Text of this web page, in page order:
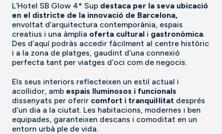
L’Hotel SB Glow 4* Sup destaca per la seva ubicació
en el districte de la innovació de Barcelona,
envoltat d’arquitectura contemporània, espais
creatius i una àmplia oferta cultural i gastronòmica.
Des d’aquí podràs accedir fàcilment al centre històric
i a la zona de platges, gaudint d’una connexió
perfecta tant per viatges d’oci com de negocis.
Els seus interiors reflecteixen un estil actual i
acollidor, amb espais lluminosos i funcionals
dissenyats per oferir comfort i tranquil·litat després
d’un dia a la ciutat. Les habitacions, modernes i ben
equipades, garanteixen descans i comoditat en un
entorn urbà ple de vida.